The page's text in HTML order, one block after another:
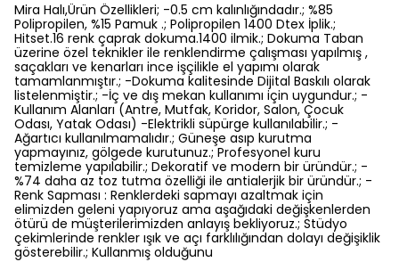
Mira Halı,Ürün Özellikleri; -0.5 cm kalınlığındadır.; %85
Polipropilen, %15 Pamuk .; Polipropilen 1400 Dtex İplik.;
Hitset.16 renk çaprak dokuma.1400 ilmik.; Dokuma Taban
üzerine özel teknikler ile renklendirme çalışması yapılmış ,
saçakları ve kenarları ince işçilikle el yapımı olarak
tamamlanmıştır.; -Dokuma kalitesinde Dijital Baskılı olarak
listelenmiştir.; -İç ve dış mekan kullanımı için uygundur.; -
Kullanım Alanları (Antre, Mutfak, Koridor, Salon, Çocuk
Odası, Yatak Odası) -Elektrikli süpürge kullanılabilir.; -
Ağartıcı kullanılmamalıdır.; Güneşe asıp kurutma
yapmayınız, gölgede kurutunuz.; Profesyonel kuru
temizleme yapılabilir.; Dekoratif ve modern bir üründür.; -
%74 daha az toz tutma özelliği ile antialerjik bir üründür.; -
Renk Sapması : Renklerdeki sapmayı azaltmak için
elimizden geleni yapıyoruz ama aşağıdaki değişkenlerden
ötürü de müşterilerimizden anlayış bekliyoruz.; Stüdyo
çekimlerinde renkler ışık ve açı farklılığından dolayı değişiklik
gösterebilir.; Kullanmış olduğunu